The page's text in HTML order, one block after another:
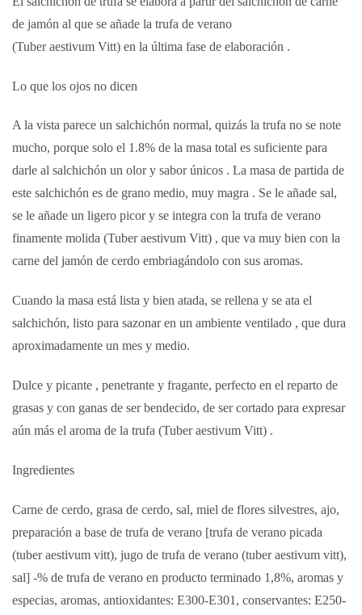
de jamón al que se añade la trufa de verano
(Tuber aestivum Vitt) en la última fase de elaboración .
Lo que los ojos no dicen
A la vista parece un salchichón normal, quizás la trufa no se note
mucho, porque solo el 1.8% de la masa total es suficiente para
darle al salchichón un olor y sabor únicos . La masa de partida de
este salchichón es de grano medio, muy magra . Se le añade sal,
se le añade un ligero picor y se integra con la trufa de verano
finamente molida (Tuber aestivum Vitt) , que va muy bien con la
carne del jamón de cerdo embriagándolo con sus aromas.
Cuando la masa está lista y bien atada, se rellena y se ata el
salchichón, listo para sazonar en un ambiente ventilado , que dura
aproximadamente un mes y medio.
Dulce y picante , penetrante y fragante, perfecto en el reparto de
grasas y con ganas de ser bendecido, de ser cortado para expresar
aún más el aroma de la trufa (Tuber aestivum Vitt) .
Ingredientes
Carne de cerdo, grasa de cerdo, sal, miel de flores silvestres, ajo,
preparación a base de trufa de verano [trufa de verano picada
(tuber aestivum vitt), jugo de trufa de verano (tuber aestivum vitt),
sal] -% de trufa de verano en producto terminado 1,8%, aromas y
especias, aromas, antioxidantes: E300-E301, conservantes: E250-